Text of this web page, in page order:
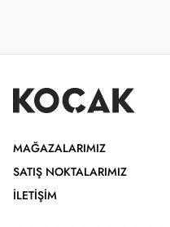
MAĞAZALARIMIZ
SATIŞ NOKTALARIMIZ
İLETIŞIM